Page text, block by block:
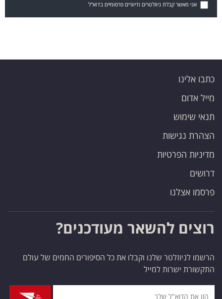
אני מאשר קבלת ניוזלטרים ודיוורים פרסומיים בדוא"ל
כתבו אלינו
מייל אדום
תנאי שימוש
הצהרת נגישות
מדיניות הפרטיות
דרושים
פרסמו אצלנו
רוצים להשאר מעודכנים?
הרשמו לניוזלטר שלנו וקבלו את כל הסיפורים החמים של עולם
התקשורת ישרות למייל